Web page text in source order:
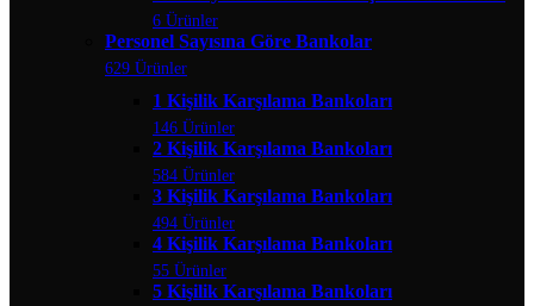
6 Ürünler
Personel Sayısına Göre Bankolar
629 Ürünler
1 Kişilik Karşılama Bankoları
146 Ürünler
2 Kişilik Karşılama Bankoları
584 Ürünler
3 Kişilik Karşılama Bankoları
494 Ürünler
4 Kişilik Karşılama Bankoları
55 Ürünler
5 Kişilik Karşılama Bankoları